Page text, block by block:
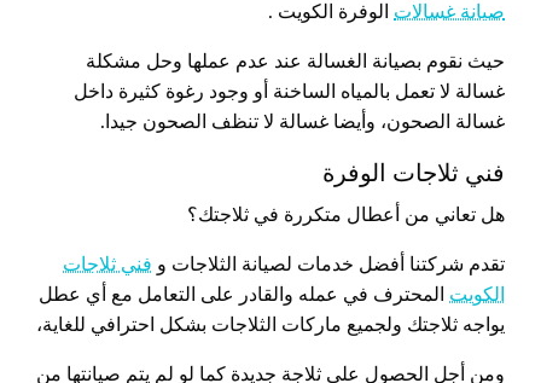
صيانة غسالات الوفرة الكويت .
حيث نقوم بصيانة الغسالة عند عدم عملها وحل مشكلة
غسالة لا تعمل بالمياه الساخنة أو وجود رغوة كثيرة داخل
غسالة الصحون، وأيضا غسالة لا تنظف الصحون جيدا.
فني ثلاجات الوفرة
هل تعاني من أعطال متكررة في ثلاجتك؟
تقدم شركتنا أفضل خدمات لصيانة الثلاجات و فني ثلاجات
الكويت المحترف في عمله والقادر على التعامل مع أي عطل
يواجه ثلاجتك ولجميع ماركات الثلاجات بشكل احترافي للغاية،
ومن أجل الحصول على ثلاجة جديدة كما لو لم يتم صيانتها من